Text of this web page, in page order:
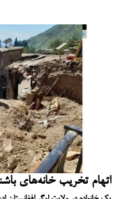
اتهام تخریب خانه‌های